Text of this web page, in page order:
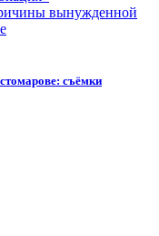
вынужденной
съёмки